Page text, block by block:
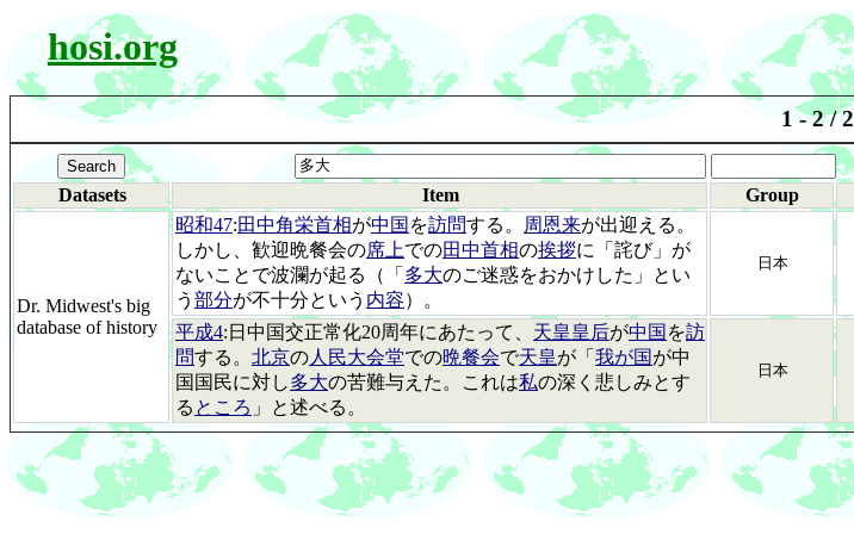
hosi.org
1 - 2 / 2
Datasets Item Group
Dr. Midwest's big
database of history
昭和47:田中角栄首相が中国 を訪問する。 周恩来が出迎える。
しかし、歓迎晩餐会の席上での田中首相の挨拶に「詫び」が
ないことで波瀾が起る（「 多大のご迷惑をおかけした」とい
う 部分が不十分という 内容）。
日本
平成4:日中国交正常化20周年にあたって、 天皇皇后が中国 を訪
問する。 北京の人民大会堂での晩餐会で天皇が「 我が国 が中
国国民に対し多大の苦難与えた。これは私の深く悲しみとす
る ところ 」と述べる。
日本